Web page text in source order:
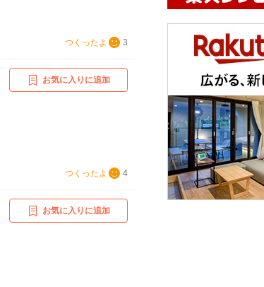
つくったよ 3
お気に入りに追加
つくったよ 4
お気に入りに追加